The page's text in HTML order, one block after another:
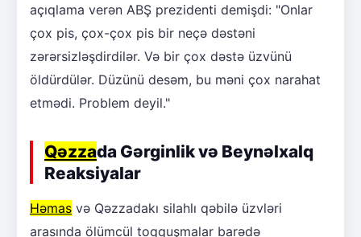
açıqlama verən ABŞ prezidenti demişdi: "Onlar
çox pis, çox-çox pis bir neçə dəstəni
zərərsizləşdirdilər. Və bir çox dəstə üzvünü
öldürdülər. Düzünü desəm, bu məni çox narahat
etmədi. Problem deyil."
Qəzzada Gərginlik və Beynəlxalq
Reaksiyalar
Həmas və Qəzzadakı silahlı qəbilə üzvləri
arasında ölümcül toqquşmalar barədə